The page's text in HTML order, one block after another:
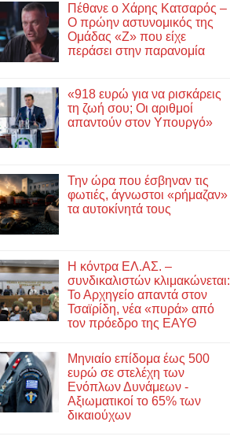
Πέθανε ο Χάρης Κατσαρός –
Ο πρώην αστυνομικός της
Ομάδας «Ζ» που είχε
περάσει στην παρανομία
«918 ευρώ για να ρισκάρεις
τη ζωή σου; Οι αριθμοί
απαντούν στον Υπουργό»
Την ώρα που έσβηναν τις
φωτιές, άγνωστοι «ρήμαζαν»
τα αυτοκίνητά τους
Η κόντρα ΕΛ.ΑΣ. –
συνδικαλιστών κλιμακώνεται:
Το Αρχηγείο απαντά στον
Τσαϊρίδη, νέα «πυρά» από
τον πρόεδρο της ΕΑΥΘ
Μηνιαίο επίδομα έως 500
ευρώ σε στελέχη των
Ενόπλων Δυνάμεων -
Αξιωματικοί το 65% των
δικαιούχων